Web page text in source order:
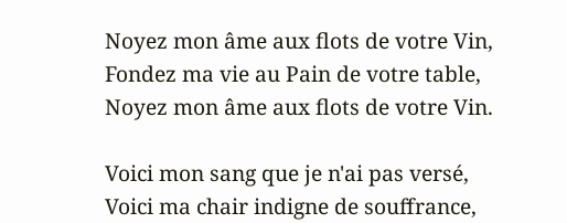
Noyez mon âme aux flots de votre Vin,
Fondez ma vie au Pain de votre table,
Noyez mon âme aux flots de votre Vin.
Voici mon sang que je n'ai pas versé,
Voici ma chair indigne de souffrance,